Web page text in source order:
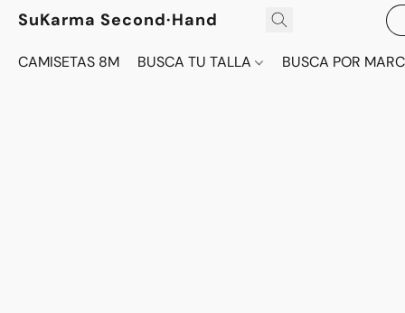
SuKarma Second·Hand
CAMISETAS 8M BUSCA TU TALLA BUSCA POR